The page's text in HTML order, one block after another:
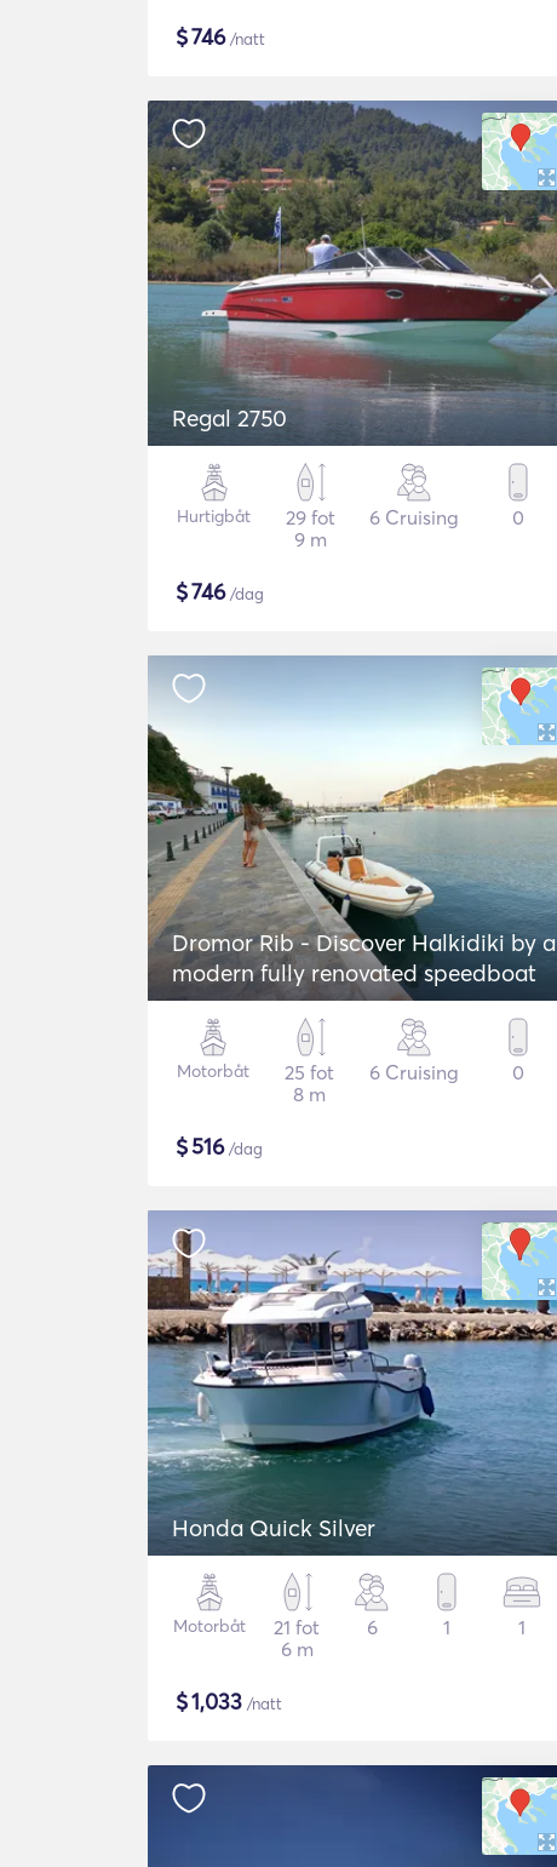
$746/natt
Regal 2750
Hurtigbåt
29 fot
9 m
6 Cruising 0
$746/dag
Dromor Rib - Discover Halkidiki by a
modern fully renovated speedboat
Motorbåt
25 fot
8 m
6 Cruising 0
$516/dag
Honda Quick Silver
Motorbåt
21 fot
6 m
6 1 1
$1,033 /natt